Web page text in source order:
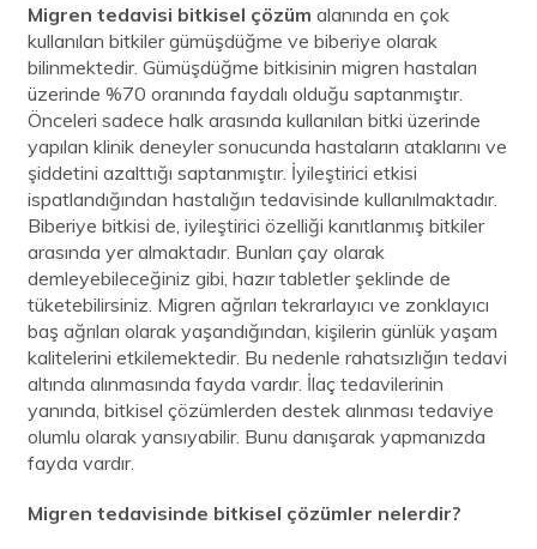
Migren tedavisi bitkisel çözüm alanında en çok
kullanılan bitkiler gümüşdüğme ve biberiye olarak
bilinmektedir. Gümüşdüğme bitkisinin migren hastaları
üzerinde %70 oranında faydalı olduğu saptanmıştır.
Önceleri sadece halk arasında kullanılan bitki üzerinde
yapılan klinik deneyler sonucunda hastaların ataklarını ve
şiddetini azalttığı saptanmıştır. İyileştirici etkisi
ispatlandığından hastalığın tedavisinde kullanılmaktadır.
Biberiye bitkisi de, iyileştirici özelliği kanıtlanmış bitkiler
arasında yer almaktadır. Bunları çay olarak
demleyebileceğiniz gibi, hazır tabletler şeklinde de
tüketebilirsiniz. Migren ağrıları tekrarlayıcı ve zonklayıcı
baş ağrıları olarak yaşandığından, kişilerin günlük yaşam
kalitelerini etkilemektedir. Bu nedenle rahatsızlığın tedavi
altında alınmasında fayda vardır. İlaç tedavilerinin
yanında, bitkisel çözümlerden destek alınması tedaviye
olumlu olarak yansıyabilir. Bunu danışarak yapmanızda
fayda vardır.
Migren tedavisinde bitkisel çözümler nelerdir?